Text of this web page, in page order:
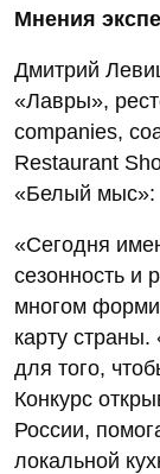
Мнения
Дмитрий
«Лавры»,
companies,
Restaurant
«Белый мыс»:
«Сегодня
сезонность и
многом
карту
для того,
Конкурс
России,
локальной